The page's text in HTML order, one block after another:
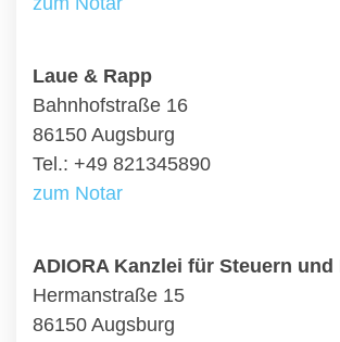
Laue & Rapp
Bahnhofstraße 16
86150 Augsburg
Tel.: +49 821345890
zum Notar
ADIORA Kanzlei für Steuern und
Hermanstraße 15
86150 Augsburg